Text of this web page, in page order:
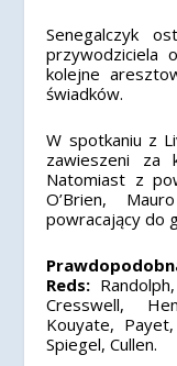
Senegalczyk
przywodziciela
kolejne
świadków.
W spotkaniu z
zawieszeni za
Natomiast z
O’Brien,
powracający do
Reds:
Cresswell,
Kouyate, Payet,
Spiegel, Cullen.